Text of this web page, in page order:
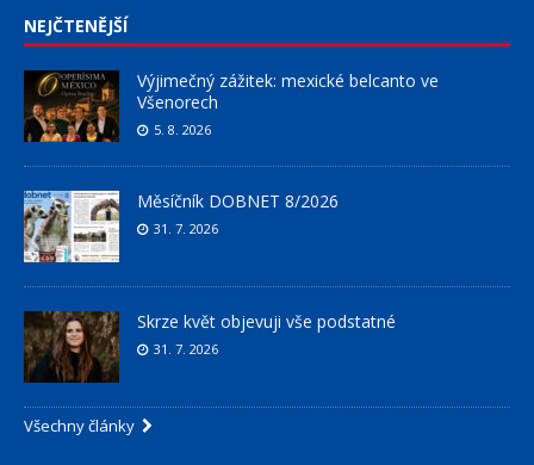
NEJČTENĚJŠÍ
Výjimečný zážitek: mexické belcanto ve
Všenorech
5. 8. 2026
Měsíčník DOBNET 8/2026
31. 7. 2026
Skrze květ objevuji vše podstatné
31. 7. 2026
Všechny články